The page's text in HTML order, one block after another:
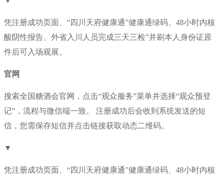
凭注册成功页面、“四川天府健康通”健康通绿码、48小时内核
酸阴性报告、外省入川人员完成三天三检”并刷本人身份证原
件后可入场观展。
官网
搜索全国糖酒会官网，点击“观众服务”菜单并选择“观众预登
记”，流程与微信端一致。 注册成功后会收到系统发送的短
信，您需保存短信并点击链接获取动态二维码。
▼
凭注册成功页面、“四川天府健康通”健康通绿码、48小时内核